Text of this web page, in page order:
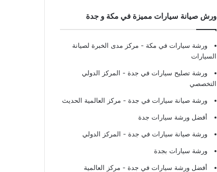
ورش صيانة سيارات مميزة في مكة و جدة
ورشة سيارات في مكة - مركز مدى الخبرة لصيانة
السيارات
ورشة تصليح سيارات في جدة - المركز الدولي
التخصصي
ورشة صيانة سيارات في جدة - مركز العالمية الحديث
أفضل ورشة سيارات جدة
ورشة صيانة سيارات في جدة - المركز الدولي
ورشة سيارات بجدة
أفضل ورشة سيارات في جدة - مركز العالمية